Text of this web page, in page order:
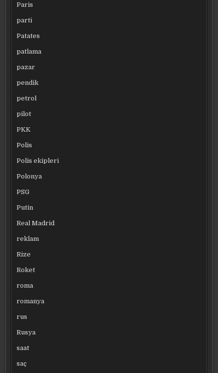
Paris
parti
Patates
patlama
pazar
pendik
petrol
pilot
PKK
Polis
Polis ekipleri
Polonya
PSG
Putin
Real Madrid
reklam
Rize
Roket
roma
romanya
rus
Rusya
saat
saç